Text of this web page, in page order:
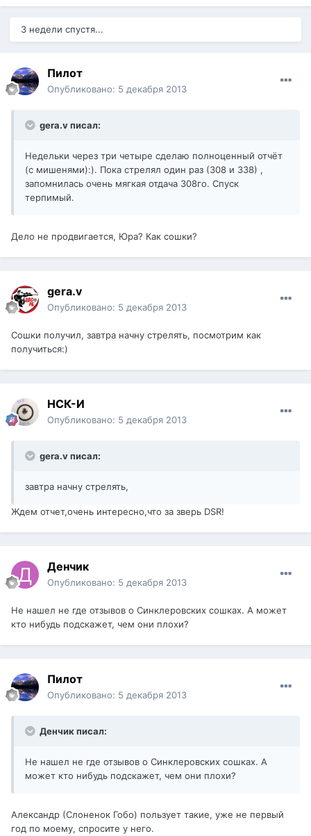
3 недели спустя...
Пилот
Опубликовано: 5 декабря 2013
gera.v писал:
Недельки через три четыре сделаю полноценный отчёт
(с мишенями):). Пока стрелял один раз (308 и 338) ,
запомнилась очень мягкая отдача 308го. Спуск
терпимый.
Дело не продвигается, Юра? Как сошки?
gera.v
Опубликовано: 5 декабря 2013
Сошки получил, завтра начну стрелять, посмотрим как
получиться:)
НСК-И
Опубликовано: 5 декабря 2013
gera.v писал:
завтра начну стрелять,
Ждем отчет,очень интересно,что за зверь DSR!
Денчик
Опубликовано: 5 декабря 2013
Не нашел не где отзывов о Синклеровских сошках. А может
кто нибудь подскажет, чем они плохи?
Пилот
Опубликовано: 5 декабря 2013
Денчик писал:
Не нашел не где отзывов о Синклеровских сошках. А
может кто нибудь подскажет, чем они плохи?
Александр (Слоненок Гобо) пользует такие, уже не первый
год по моему, спросите у него.